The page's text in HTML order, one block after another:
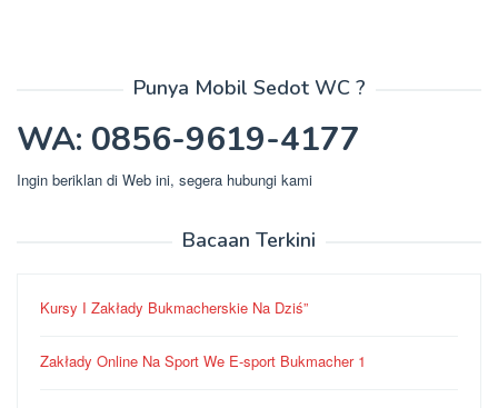
Punya Mobil Sedot WC ?
WA: 0856-9619-4177
Ingin beriklan di Web ini, segera hubungi kami
Bacaan Terkini
Kursy I Zakłady Bukmacherskie Na Dziś”
Zakłady Online Na Sport We E-sport Bukmacher 1